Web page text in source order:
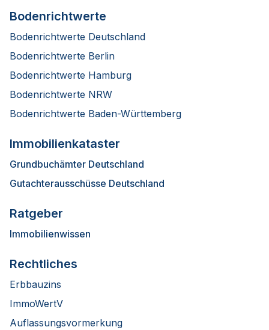
Bodenrichtwerte
Bodenrichtwerte Deutschland
Bodenrichtwerte Berlin
Bodenrichtwerte Hamburg
Bodenrichtwerte NRW
Bodenrichtwerte Baden-Württemberg
Immobilienkataster
Grundbuchämter Deutschland
Gutachterausschüsse Deutschland
Ratgeber
Immobilienwissen
Rechtliches
Erbbauzins
ImmoWertV
Auflassungsvormerkung